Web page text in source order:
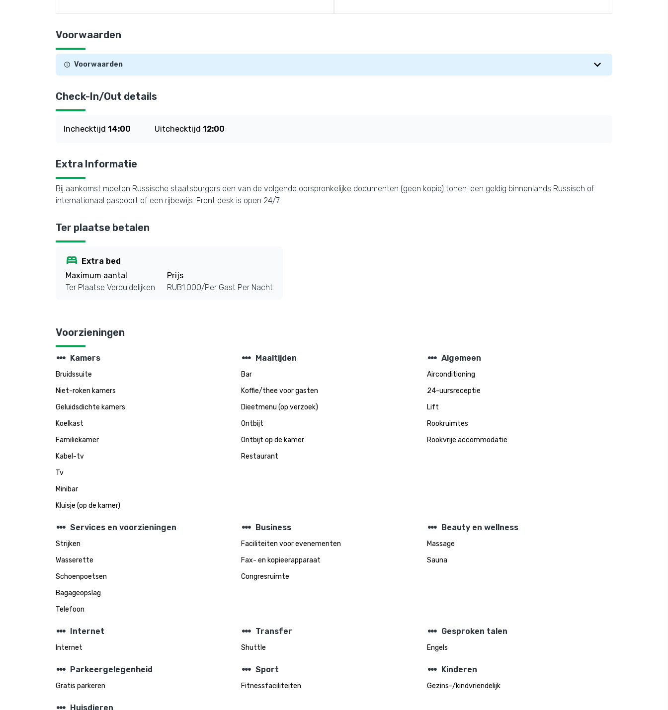
Voorwaarden
Voorwaarden
Check-In/Out details
Inchecktijd 14:00 Uitchecktijd 12:00
Extra Informatie
Bij aankomst moeten Russische staatsburgers een van de volgende oorspronkelijke documenten (geen kopie) tonen: een geldig binnenlands Russisch of
internationaal paspoort of een rijbewijs. Front desk is open 24/7.
Ter plaatse betalen
bed Extra bed
Maximum aantal
Ter Plaatse Verduidelijken
Prijs
RUB1.000/Per Gast Per Nacht
Voorzieningen
steppers Kamers
Bruidssuite
Niet-roken kamers
Geluidsdichte kamers
Koelkast
Familiekamer
Kabel-tv
Tv
Minibar
Kluisje (op de kamer)
steppers Maaltijden
Bar
Koffie/thee voor gasten
Dieetmenu (op verzoek)
Ontbijt
Ontbijt op de kamer
Restaurant
steppers Algemeen
Airconditioning
24-uursreceptie
Lift
Rookruimtes
Rookvrije accommodatie
steppers Services en voorzieningen
Strijken
Wasserette
Schoenpoetsen
Bagageopslag
Telefoon
steppers Business
Faciliteiten voor evenementen
Fax- en kopieerapparaat
Congresruimte
steppers Beauty en wellness
Massage
Sauna
steppers Internet
Internet
steppers Transfer
Shuttle
steppers Gesproken talen
Engels
steppers Parkeergelegenheid
Gratis parkeren
steppers Sport
Fitnessfaciliteiten
steppers Kinderen
Gezins-/kindvriendelijk
Huisdieren